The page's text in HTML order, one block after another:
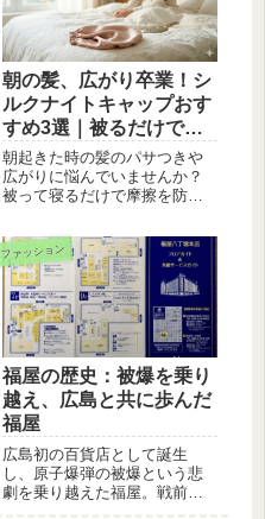
朝の髪、広がり卒業！シ
ルクナイトキャップおす
すめ3選｜被るだけでツ
ヤ髪へ
朝起きた時の髪のパサつきや
広がりに悩んでいませんか？
被って寝るだけで摩擦を防
わる「シルクナイトキャッ
プ」を厳選。SNSで話題のハ
ホニコ、ココシルクなど人気3
商品を比較解説します。
ファッション
福屋の歴史：被爆を乗り
越え、広島と共に歩んだ
福屋
広島初の百貨店として誕生
し、原子爆弾の被爆という悲
劇を乗り越えた福屋。戦前か